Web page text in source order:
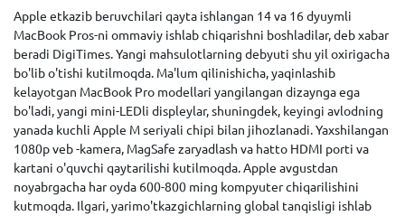
Apple etkazib beruvchilari qayta ishlangan 14 va 16 dyuymli
MacBook Pros-ni ommaviy ishlab chiqarishni boshladilar, deb xabar
beradi DigiTimes. Yangi mahsulotlarning debyuti shu yil oxirigacha
bo'lib o'tishi kutilmoqda. Ma'lum qilinishicha, yaqinlashib
kelayotgan MacBook Pro modellari yangilangan dizaynga ega
bo'ladi, yangi mini-LEDli displeylar, shuningdek, keyingi avlodning
yanada kuchli Apple M seriyali chipi bilan jihozlanadi. Yaxshilangan
1080p veb -kamera, MagSafe zaryadlash va hatto HDMI porti va
kartani o'quvchi qaytarilishi kutilmoqda. Apple avgustdan
noyabrgacha har oyda 600-800 ming kompyuter chiqarilishini
kutmoqda. Ilgari, yarimo'tkazgichlarning global tanqisligi ishlab